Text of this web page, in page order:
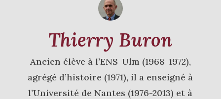
Thierry Buron
Ancien élève à l’ENS-Ulm (1968-1972),
agrégé d’histoire (1971), il a enseigné à
l’Université de Nantes (1976-2013) et à